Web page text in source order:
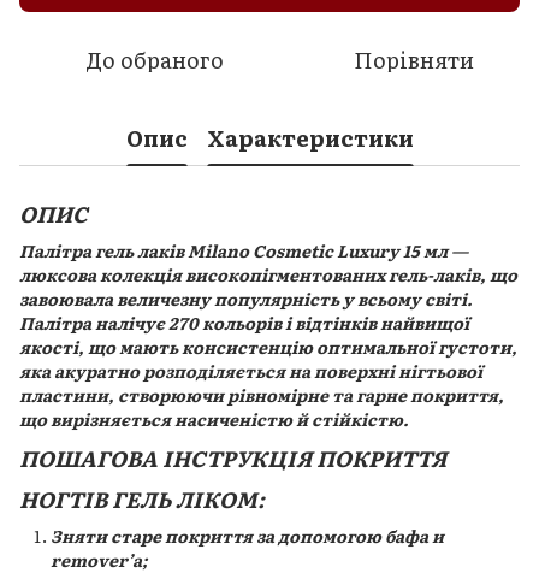
До обраного Порівняти
Опис Характеристики
ОПИС
Палітра гель лаків Milano Cosmetic Luxury 15 мл —
люксова колекція високопігментованих гель-лаків, що
завоювала величезну популярність у всьому світі.
Палітра налічує 270 кольорів і відтінків найвищої
якості, що мають консистенцію оптимальної густоти,
яка акуратно розподіляється на поверхні нігтьової
пластини, створюючи рівномірне та гарне покриття,
що вирізняється насиченістю й стійкістю.
ПОШАГОВА ІНСТРУКЦІЯ ПОКРИТТЯ
НОГТІВ ГЕЛЬ ЛІКОМ:
Зняти старе покриття за допомогою бафа и
remover’а;